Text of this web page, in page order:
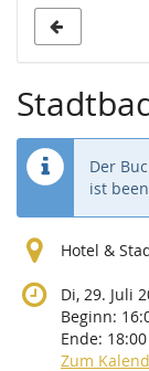
Der
ist
Hotel &
Di, 29. Juli
Beginn:
Ende: 18:00
Zum